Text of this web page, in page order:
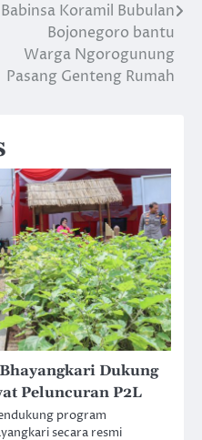
Babinsa Koramil Bubulan
Bojonegoro bantu
Warga Ngorogunung
Pasang Genteng Rumah
Dukung
Peluncuran P2L
program
secara resmi